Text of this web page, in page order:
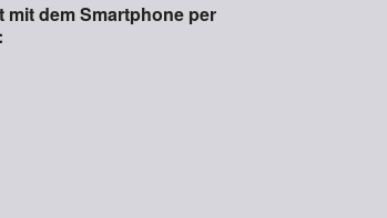
dem Smartphone per